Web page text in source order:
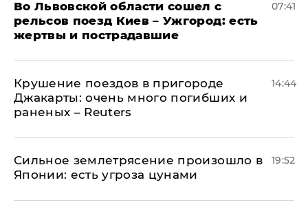
Во Львовской области сошел с
рельсов поезд Киев – Ужгород: есть
жертвы и пострадавшие
07:41
Крушение поездов в пригороде
Джакарты: очень много погибших и
раненых – Reuters
14:44
Сильное землетрясение произошло в
Японии: есть угроза цунами
19:52